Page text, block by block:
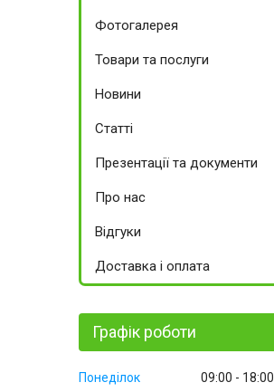
Фотогалерея
Товари та послуги
Новини
Статті
Презентації та документи
Про нас
Відгуки
Доставка і оплата
Графік роботи
Понеділок 09:00
18:00